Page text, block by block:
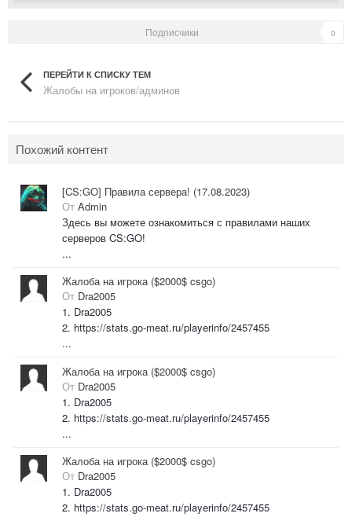
Подписчики 0
ПЕРЕЙТИ К СПИСКУ ТЕМ
Жалобы на игроков/админов
Похожий контент
[CS:GO] Правила сервера! (17.08.2023)
От Admin
Здесь вы можете ознакомиться с правилами наших
серверов CS:GO!
...
Жалоба на игрока ($2000$ csgo)
От Dra2005
1. Dra2005
2. https://stats.go-meat.ru/playerinfo/2457455
...
Жалоба на игрока ($2000$ csgo)
От Dra2005
1. Dra2005
2. https://stats.go-meat.ru/playerinfo/2457455
...
Жалоба на игрока ($2000$ csgo)
От Dra2005
1. Dra2005
2. https://stats.go-meat.ru/playerinfo/2457455